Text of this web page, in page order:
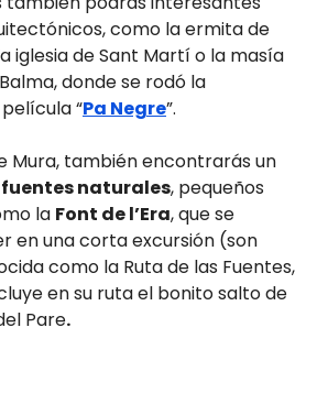
como la ermita de
iglesia de Sant Martí o la masía
donde se rodó la
“Pa Negre”.
Mura, también encontrarás un
fuentes naturales, pequeños
la Font de l’Era, que se
en una corta excursión (son
como la Ruta de las Fuentes,
en su ruta el bonito salto de
Pare.